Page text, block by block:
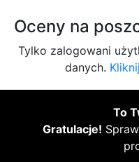
Oceny na
Tylko zalogowani
danych.
To
Gratulacje!